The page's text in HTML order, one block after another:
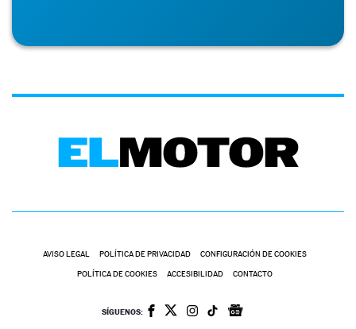
AVISO LEGAL POLÍTICA DE PRIVACIDAD CONFIGURACIÓN DE COOKIES
POLÍTICA DE COOKIES ACCESIBILIDAD CONTACTO
SÍGUENOS: